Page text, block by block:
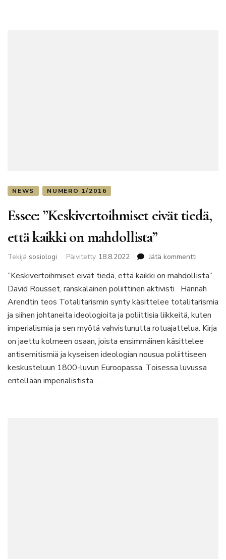
NEWS NUMERO 1/2016
Essee: ”Keskivertoihmiset eivät tiedä,
että kaikki on mahdollista”
Tekijä sosiologi Päivitetty 18.8.2022 Jätä kommentti
eivät
tiedä,
kaikki
on
”Keskivertoihmiset eivät tiedä, että kaikki on mahdollista”
David Rousset, ranskalainen poliittinen aktivisti Hannah
Arendtin teos Totalitarismin synty käsittelee totalitarismia
ja siihen johtaneita ideologioita ja poliittisia liikkeitä, kuten
imperialismia ja sen myötä vahvistunutta rotuajattelua. Kirja
on jaettu kolmeen osaan, joista ensimmäinen käsittelee
antisemitismiä ja kyseisen ideologian nousua poliittiseen
keskusteluun 1800-luvun Euroopassa. Toisessa luvussa
eritellään imperialistista …